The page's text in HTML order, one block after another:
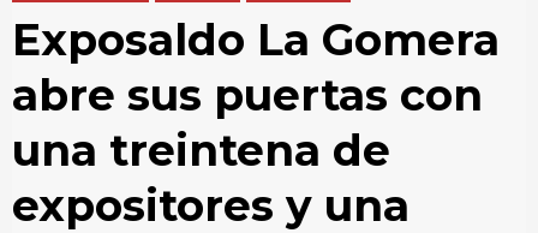
Exposaldo La Gomera
abre sus puertas con
una treintena de
expositores y una